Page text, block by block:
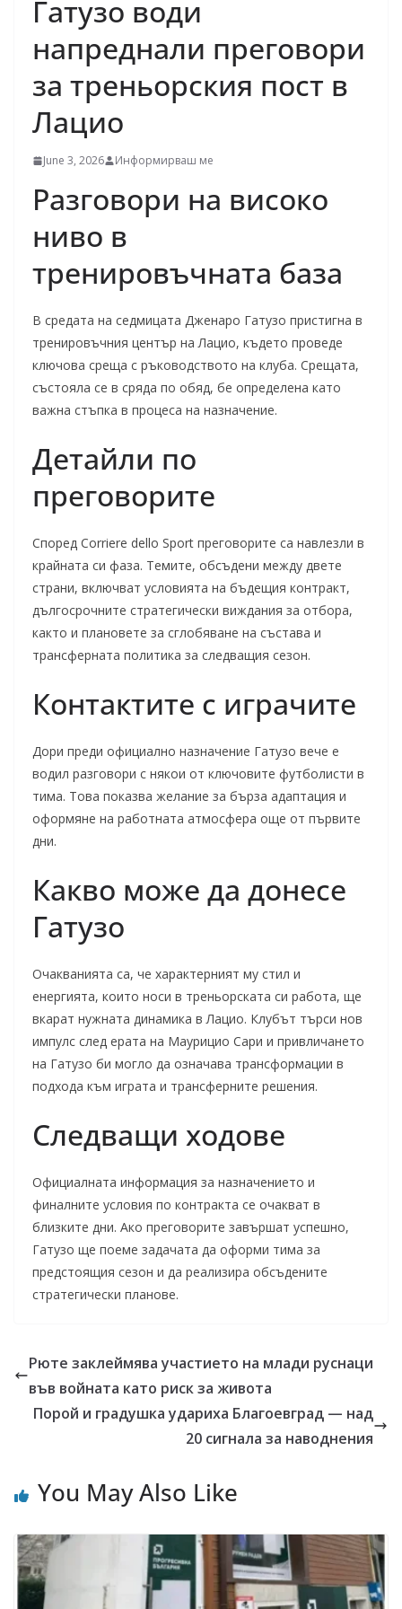
Гатузо води
напреднали преговори
за треньорския пост в
Лацио
June 3, 2026 Информирваш ме
Разговори на високо
ниво в
тренировъчната база
В средата на седмицата Дженаро Гатузо пристигна в
тренировъчния център на Лацио, където проведе
ключова среща с ръководството на клуба. Срещата,
състояла се в сряда по обяд, бе определена като
важна стъпка в процеса на назначение.
Детайли по
преговорите
Според Corriere dello Sport преговорите са навлезли в
крайната си фаза. Темите, обсъдени между двете
страни, включват условията на бъдещия контракт,
дългосрочните стратегически виждания за отбора,
както и плановете за сглобяване на състава и
трансферната политика за следващия сезон.
Контактите с играчите
Дори преди официално назначение Гатузо вече е
водил разговори с някои от ключовите футболисти в
тима. Това показва желание за бърза адаптация и
оформяне на работната атмосфера още от първите
дни.
Какво може да донесе
Гатузо
Очакванията са, че характерният му стил и
енергията, които носи в треньорската си работа, ще
вкарат нужната динамика в Лацио. Клубът търси нов
импулс след ерата на Маурицио Сари и привличането
на Гатузо би могло да означава трансформации в
подхода към играта и трансферните решения.
Следващи ходове
Официалната информация за назначението и
финалните условия по контракта се очакват в
близките дни. Ако преговорите завършат успешно,
Гатузо ще поеме задачата да оформи тима за
предстоящия сезон и да реализира обсъдените
стратегически планове.
Рюте заклеймява участието на млади руснаци
във войната като риск за живота
Порой и градушка удариха Благоевград — над
20 сигнала за наводнения
You May Also Like